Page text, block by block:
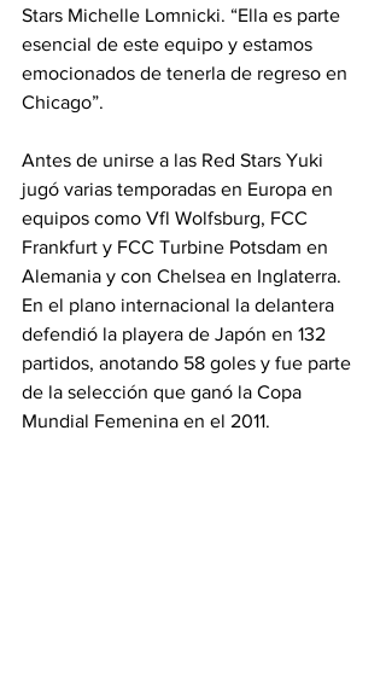
Stars Michelle Lomnicki. “Ella es parte
esencial de este equipo y estamos
emocionados de tenerla de regreso en
Chicago”.
Antes de unirse a las Red Stars Yuki
jugó varias temporadas en Europa en
equipos como Vfl Wolfsburg, FCC
Frankfurt y FCC Turbine Potsdam en
Alemania y con Chelsea en Inglaterra.
En el plano internacional la delantera
defendió la playera de Japón en 132
partidos, anotando 58 goles y fue parte
de la selección que ganó la Copa
Mundial Femenina en el 2011.